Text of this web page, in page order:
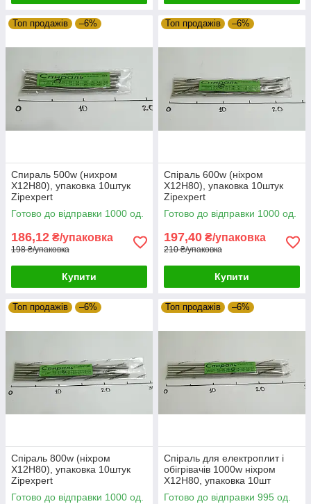
Топ продажів –6%
Спираль 500w (нихром
Х12Н80), упаковка 10штук
Zipexpert
Готово до відправки 1000 од.
186,12 ₴/упаковка
198 ₴/упаковка
Купити
Топ продажів –6%
Спіраль 600w (ніхром
Х12Н80), упаковка 10штук
Zipexpert
Готово до відправки 1000 од.
197,40 ₴/упаковка
210 ₴/упаковка
Купити
Топ продажів –6%
Спіраль 800w (ніхром
Х12Н80), упаковка 10штук
Zipexpert
Готово до відправки 1000 од.
Топ продажів –6%
Спіраль для електроплит і
обігрівачів 1000w ніхром
Х12Н80, упаковка 10шт
Zipexpert
Готово до відправки 995 од.